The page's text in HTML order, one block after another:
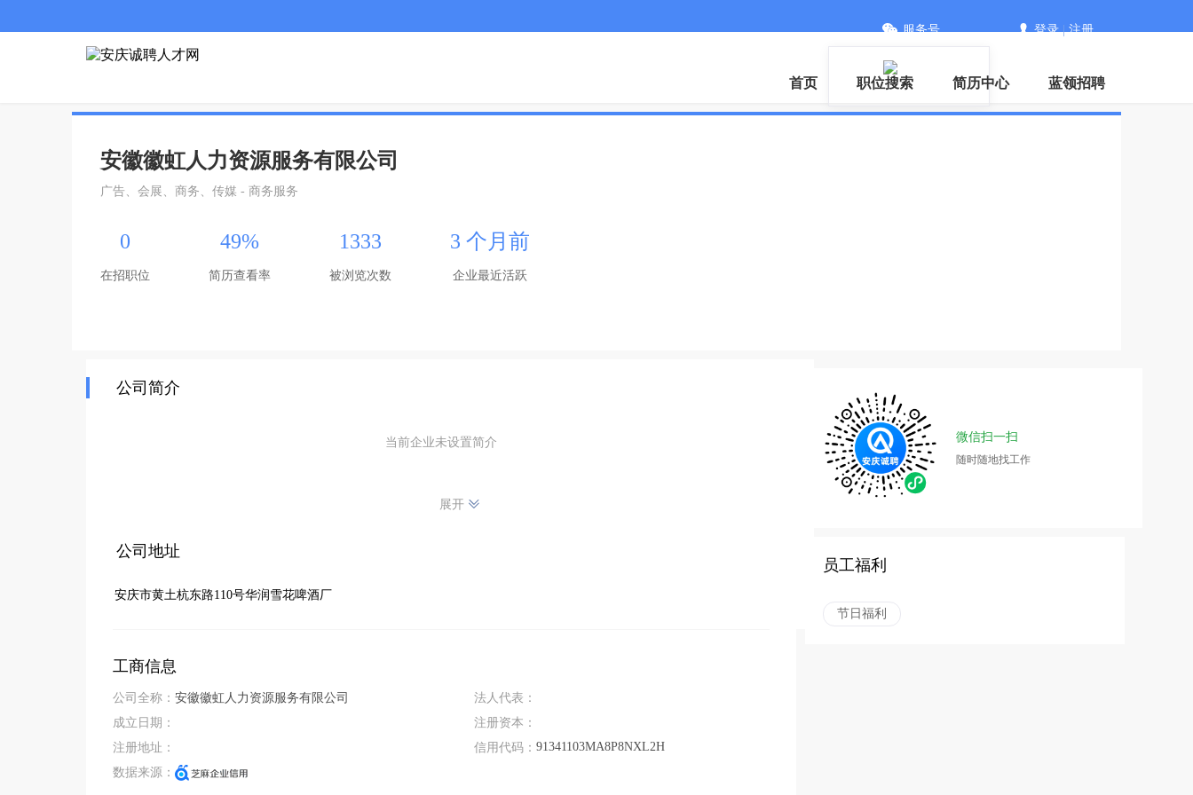
服务号 登录|注册
首页 职位搜索 简历中心 蓝领招聘
安徽徽虹人力资源服务有限公司
广告、会展、商务、传媒 - 商务服务
0
在招职位
49%
简历查看率
1333
被浏览次数
3 个月前
企业最近活跃
公司简介
当前企业未设置简介
展开
公司地址
安庆市黄土杭东路110号华润雪花啤酒厂
工商信息
公司全称： 安徽徽虹人力资源服务有限公司
成立日期：
注册地址：
数据来源：
法人代表：
注册资本：
信用代码： 91341103MA8P8NXL2H
微信扫一扫
随时随地找工作
员工福利
节日福利